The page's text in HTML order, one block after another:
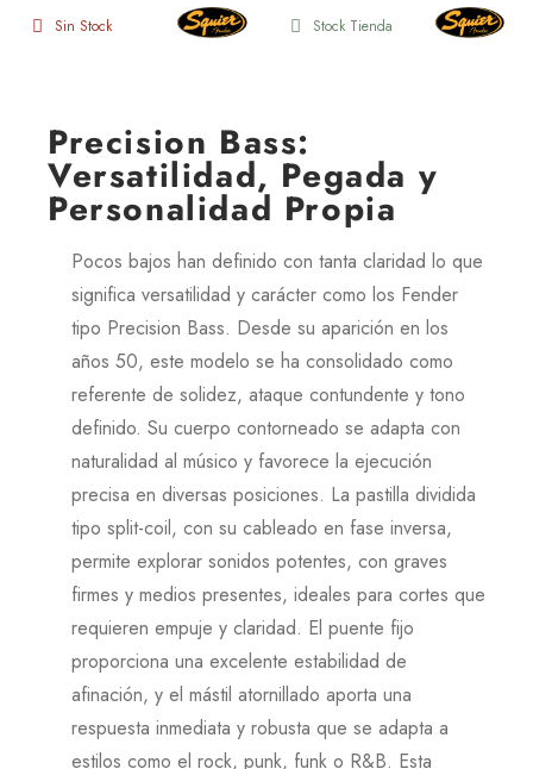
Sin Stock Stock Tienda
Precision Bass:
Versatilidad, Pegada y
Personalidad Propia
Pocos bajos han definido con tanta claridad lo que
significa versatilidad y carácter como los Fender
tipo Precision Bass. Desde su aparición en los
años 50, este modelo se ha consolidado como
referente de solidez, ataque contundente y tono
definido. Su cuerpo contorneado se adapta con
naturalidad al músico y favorece la ejecución
precisa en diversas posiciones. La pastilla dividida
tipo split-coil, con su cableado en fase inversa,
permite explorar sonidos potentes, con graves
firmes y medios presentes, ideales para cortes que
requieren empuje y claridad. El puente fijo
proporciona una excelente estabilidad de
afinación, y el mástil atornillado aporta una
respuesta inmediata y robusta que se adapta a
estilos como el rock, punk, funk o R&B. Esta